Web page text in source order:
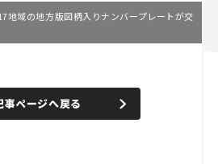
地域の地方版図柄入りナンバープレートが交
n
e
d
事ページへ戻る